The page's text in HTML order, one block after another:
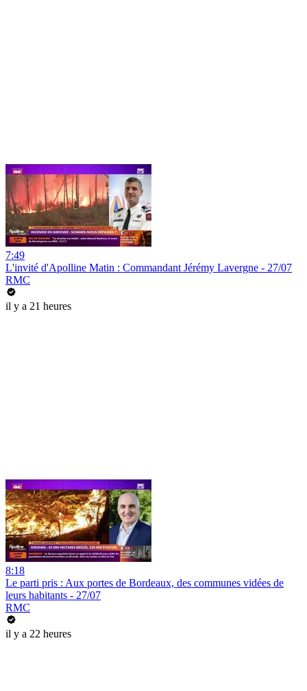
7:49
L'invité d'Apolline Matin : Commandant Jérémy Lavergne - 27/07
RMC
il y a 21 heures
8:18
Le parti pris : Aux portes de Bordeaux, des communes vidées de
leurs habitants - 27/07
RMC
il y a 22 heures